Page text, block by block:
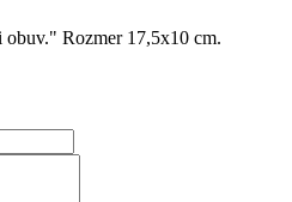
obuv." Rozmer 17,5x10 cm.